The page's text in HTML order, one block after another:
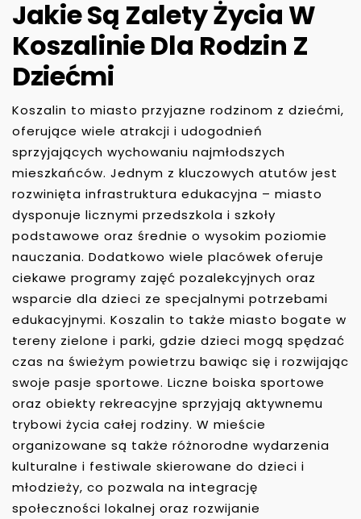
Jakie Są Zalety Życia W
Koszalinie Dla Rodzin Z
Dziećmi
Koszalin to miasto przyjazne rodzinom z dziećmi,
oferujące wiele atrakcji i udogodnień
sprzyjających wychowaniu najmłodszych
mieszkańców. Jednym z kluczowych atutów jest
rozwinięta infrastruktura edukacyjna – miasto
dysponuje licznymi przedszkola i szkoły
podstawowe oraz średnie o wysokim poziomie
nauczania. Dodatkowo wiele placówek oferuje
ciekawe programy zajęć pozalekcyjnych oraz
wsparcie dla dzieci ze specjalnymi potrzebami
edukacyjnymi. Koszalin to także miasto bogate w
tereny zielone i parki, gdzie dzieci mogą spędzać
czas na świeżym powietrzu bawiąc się i rozwijając
swoje pasje sportowe. Liczne boiska sportowe
oraz obiekty rekreacyjne sprzyjają aktywnemu
trybowi życia całej rodziny. W mieście
organizowane są także różnorodne wydarzenia
kulturalne i festiwale skierowane do dzieci i
młodzieży, co pozwala na integrację
społeczności lokalnej oraz rozwijanie